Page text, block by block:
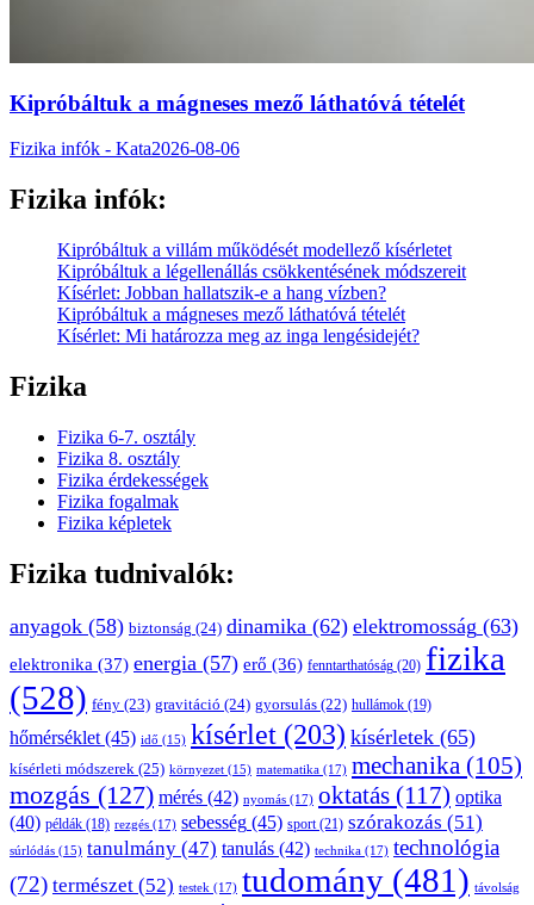
Kipróbáltuk a mágneses mező láthatóvá tételét
Fizika infók - Kata2026-08-06
Fizika infók:
Kipróbáltuk a villám működését modellező kísérletet
Kipróbáltuk a légellenállás csökkentésének módszereit
Kísérlet: Jobban hallatszik-e a hang vízben?
Kipróbáltuk a mágneses mező láthatóvá tételét
Kísérlet: Mi határozza meg az inga lengésidejét?
Fizika
Fizika 6-7. osztály
Fizika 8. osztály
Fizika érdekességek
Fizika fogalmak
Fizika képletek
Fizika tudnivalók:
anyagok (58) biztonság (24) dinamika (62) elektromosság (63)
elektronika (37) energia (57) erő (36) fenntarthatóság (20) fizika
(528) fény (23) gravitáció (24) gyorsulás (22) hullámok (19)
hőmérséklet (45) idő (15) kísérlet (203) kísérletek (65)
kísérleti módszerek (25) környezet (15) matematika (17) mechanika (105)
mozgás (127) mérés (42) nyomás (17) oktatás (117) optika
(40) példák (18) rezgés (17) sebesség (45) sport (21) szórakozás (51)
súrlódás (15) tanulmány (47) tanulás (42) technika (17) technológia
(72) természet (52) testek (17) tudomány (481) távolság